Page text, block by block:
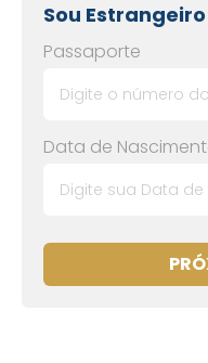
Sou Estrangeiro
Passaporte
Data de